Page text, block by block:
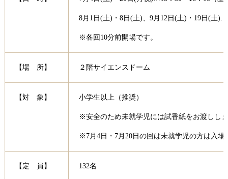
8月1日(土)・8日(土)、9月12日(土)・19日(土
※各回10分前開場です。
【場 所】 ２階サイエンスドーム
【対 象】 小学生以上（推奨）
※安全のため未就学児には試香紙をお渡しし
※7月4日・7月20日の回は未就学児の方は入場
【定 員】 132名